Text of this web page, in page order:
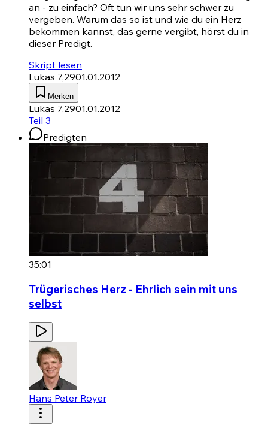
an - zu einfach? Oft tun wir uns sehr schwer zu
vergeben. Warum das so ist und wie du ein Herz
bekommen kannst, das gerne vergibt, hörst du in
dieser Predigt.
Skript lesen
Lukas 7,2901.01.2012
Merken
Lukas 7,2901.01.2012
Teil 3
Predigten
35:01
Trügerisches Herz - Ehrlich sein mit uns
selbst
Hans Peter Royer